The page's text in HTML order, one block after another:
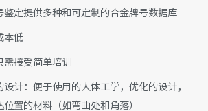
鉴定提供多种和可定制的合金牌号数据库
本低
接受简单培训
设计：便于使用的人体工学，优化的设计，
置的材料（如弯曲处和角落）